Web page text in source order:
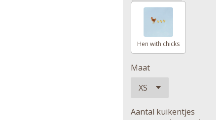
Hen with chicks
Maat
Aantal kuikentjes